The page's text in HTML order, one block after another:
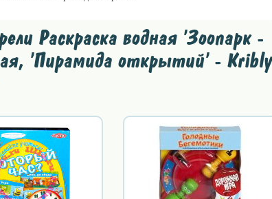
Раскраска водная 'Зоопарк -
'Пирамида открытий' - Kribly